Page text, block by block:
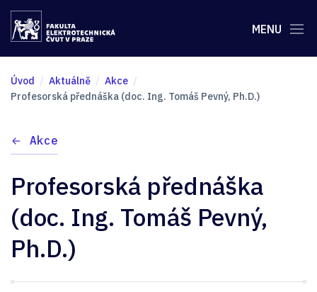
MENU
Úvod Aktuálně
Akce
Profesorská přednáška (doc. Ing. Tomáš Pevný, Ph.D.)
Akce
Profesorská přednáška
(doc. Ing. Tomáš Pevný,
Ph.D.)